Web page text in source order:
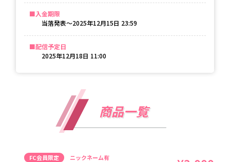
入金期限
当落発表〜2025年12月15日 23:59
配信予定日
2025年12月18日 11:00
商品一覧
FC会員限定 ニックネーム有